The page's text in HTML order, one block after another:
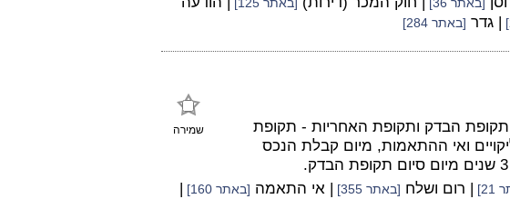
[באתר 36] [באתר 125]
| גדר [באתר 284]
שמירה
תשל"ג - 1973, הוגדרו תקופת הבדק ותקופת האחריות - תקופת
ואי ההתאמות, מיום קבלת הנכס
| רום ושלח [באתר 355] | אי התאמה [באתר 160]
|